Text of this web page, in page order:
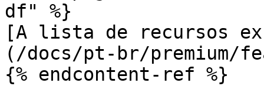
df" %}
[A lista de recursos
(/docs/pt-br/premium/
{% endcontent-ref %}